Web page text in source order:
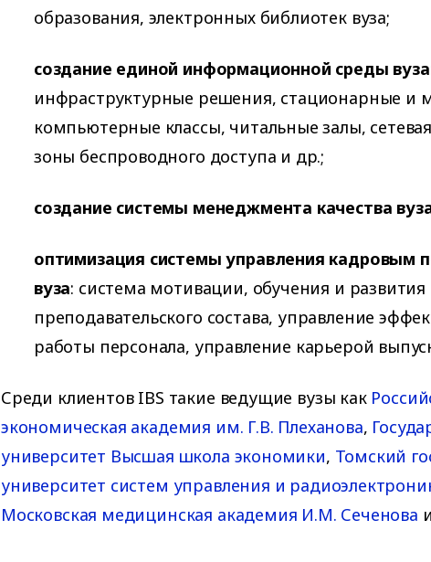
образования, электронных библиотек вуза;
создание единой информационной среды вуза
инфраструктурные решения, стационарные и
компьютерные классы, читальные залы,
зоны беспроводного доступа и др.;
создание системы менеджмента качества
оптимизация системы управления кадровым
вуза: система мотивации, обучения и
преподавательского состава, управление
работы персонала, управление карьерой
Среди клиентов IBS такие ведущие вузы как
экономическая академия им. Г.В. Плеханова,
университет Высшая школа экономики, Томский
университет систем управления и
Московская медицинская академия И.М. Сеченова